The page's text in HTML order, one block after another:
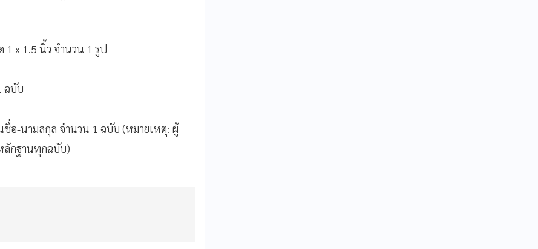
1 x 1.5 นิ้ว จำนวน 1 รูป
ฉบับ
อ-นามสกุล จำนวน 1 ฉบับ (หมายเหตุ: ผู้
ลักฐานทุกฉบับ)